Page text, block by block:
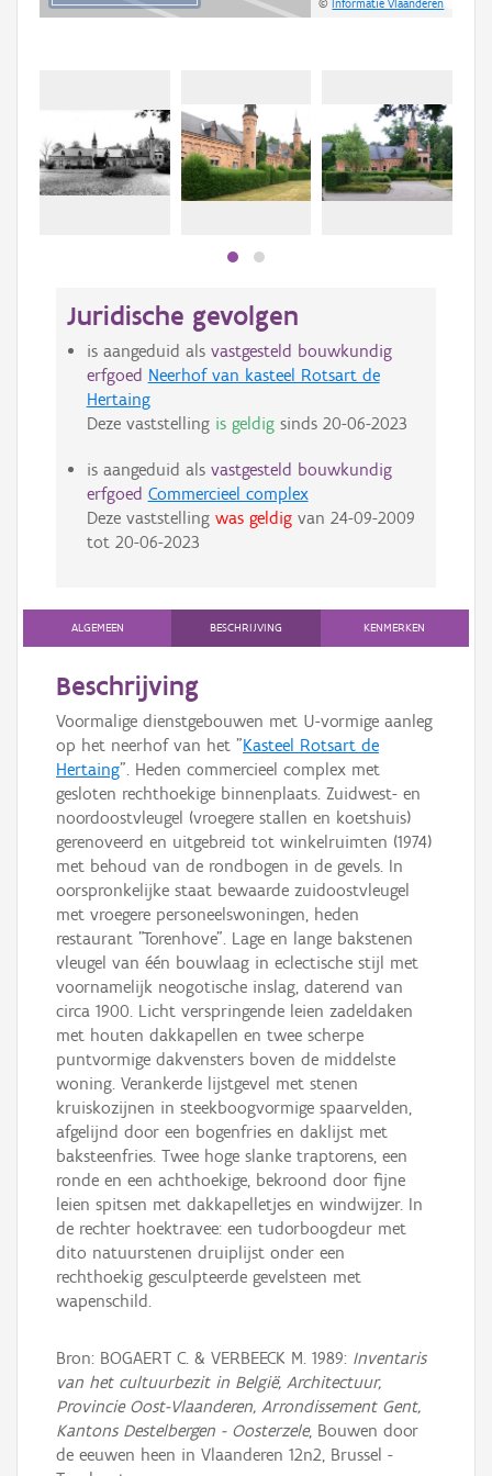
©Informatie Vlaanderen
Juridische gevolgen
is aangeduid als vastgesteld bouwkundig
erfgoed Neerhof van kasteel Rotsart de
Hertaing
Deze vaststelling is geldigsinds 20-06-2023
is aangeduid als vastgesteld bouwkundig
erfgoed Commercieel complex
Deze vaststelling was geldigvan 24-09-2009
tot 20-06-2023
ALGEMEEN BESCHRIJVING KENMERKEN
Beschrijving
Voormalige dienstgebouwen met U-vormige aanleg
op het neerhof van het "Kasteel Rotsart de
Hertaing". Heden commercieel complex met
gesloten rechthoekige binnenplaats. Zuidwest- en
noordoostvleugel (vroegere stallen en koetshuis)
gerenoveerd en uitgebreid tot winkelruimten (1974)
met behoud van de rondbogen in de gevels. In
oorspronkelijke staat bewaarde zuidoostvleugel
met vroegere personeelswoningen, heden
restaurant "Torenhove". Lage en lange bakstenen
vleugel van één bouwlaag in eclectische stijl met
voornamelijk neogotische inslag, daterend van
circa 1900. Licht verspringende leien zadeldaken
met houten dakkapellen en twee scherpe
puntvormige dakvensters boven de middelste
woning. Verankerde lijstgevel met stenen
kruiskozijnen in steekboogvormige spaarvelden,
afgelijnd door een bogenfries en daklijst met
baksteenfries. Twee hoge slanke traptorens, een
ronde en een achthoekige, bekroond door fijne
leien spitsen met dakkapelletjes en windwijzer. In
de rechter hoektravee: een tudorboogdeur met
dito natuurstenen druiplijst onder een
rechthoekig gesculpteerde gevelsteen met
wapenschild.
Bron: BOGAERT C. & VERBEECK M. 1989: Inventaris
van het cultuurbezit in België, Architectuur,
Provincie Oost-Vlaanderen, Arrondissement Gent,
Kantons Destelbergen - Oosterzele, Bouwen door
de eeuwen heen in Vlaanderen 12n2, Brussel -